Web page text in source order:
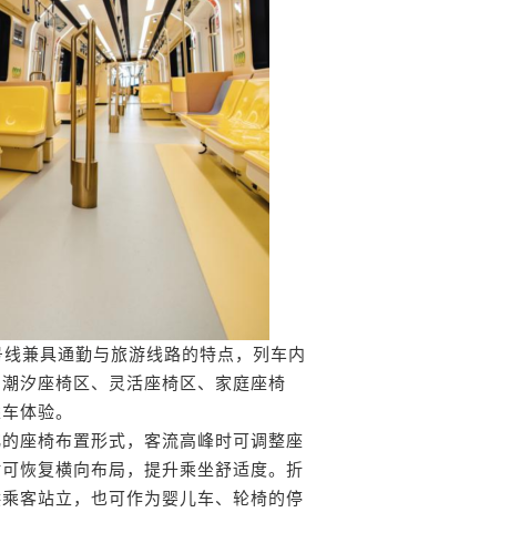
具通勤与旅游线路的特点，列车内
汐座椅区、灵活座椅区、家庭座椅
体验。
椅布置形式，客流高峰时可调整座
恢复横向布局，提升乘坐舒适度。折
客站立，也可作为婴儿车、轮椅的停